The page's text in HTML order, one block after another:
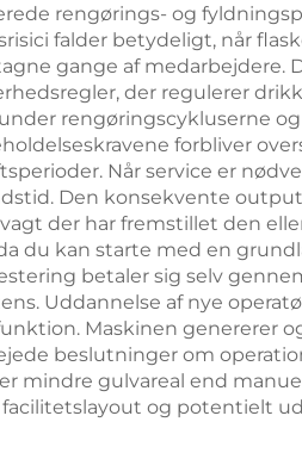
rengørings- og
falder betydeligt, når
gange af medarbejdere.
der regulerer
rengøringscykluserne
forbliver
Når service er
Den konsekvente
der har fremstillet den
du kan starte med en
betaler sig selv
Uddannelse af nye
Maskinen genererer
beslutninger om
mindre gulvareal end
og potentielt